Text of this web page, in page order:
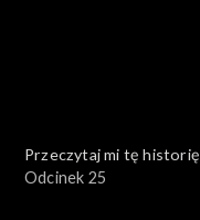
Przeczytaj mi tę historię
Odcinek 25